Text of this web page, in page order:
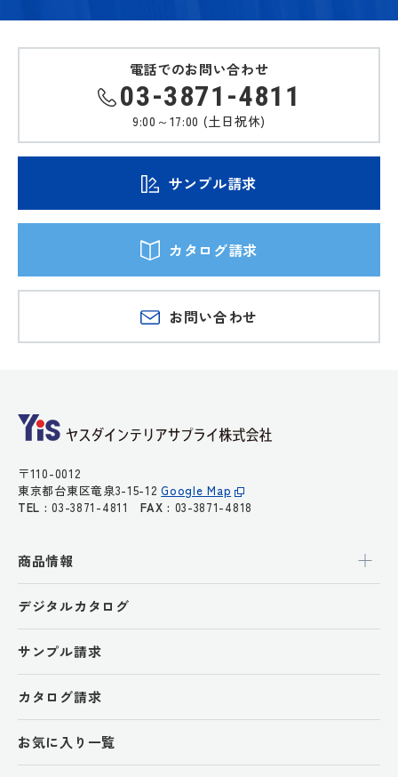
電話でのお問い合わせ
03-3871-4811
9:00～17:00 (土日祝休)
サンプル請求
カタログ請求
お問い合わせ
〒110-0012
東京都台東区竜泉3-15-12Google Map
TEL : 03-3871-4811FAX : 03-3871-4818
商品情報
デジタルカタログ
サンプル請求
カタログ請求
お気に入り一覧